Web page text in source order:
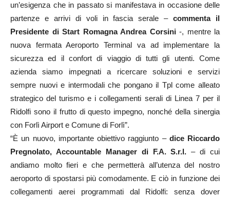
un’esigenza che in passato si manifestava in occasione delle
partenze e arrivi di voli in fascia serale –commenta il
Presidente di Start Romagna Andrea Corsini-, mentre la
nuova fermata Aeroporto Terminal va ad implementare la
sicurezza ed il confort di viaggio di tutti gli utenti. Come
azienda siamo impegnati a ricercare soluzioni e servizi
sempre nuovi e intermodali che pongano il Tpl come alleato
strategico del turismo e i collegamenti serali di Linea 7 per il
Ridolfi sono il frutto di questo impegno, nonché della sinergia
con Forlì Airport e Comune di Forlì”.
“È un nuovo, importante obiettivo raggiunto – dice Riccardo
Pregnolato, Accountable Manager di F.A. S.r.l. – di cui
andiamo molto fieri e che permetterà all’utenza del nostro
aeroporto di spostarsi più comodamente. E ciò in funzione dei
collegamenti aerei programmati dal Ridolfi: senza dover